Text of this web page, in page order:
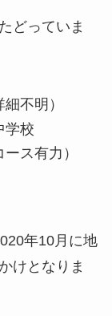
どっていま
不明）
学校
ス有力）
年10月に地
けとなりま